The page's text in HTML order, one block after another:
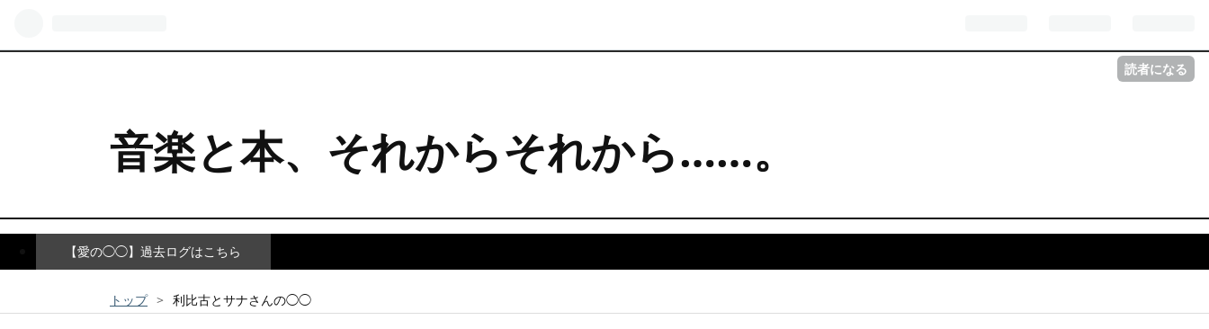
読者になる
音楽と本、それからそれから……。
【愛の◯◯】過去ログはこちら
トップ > 利比古とサナさんの◯◯